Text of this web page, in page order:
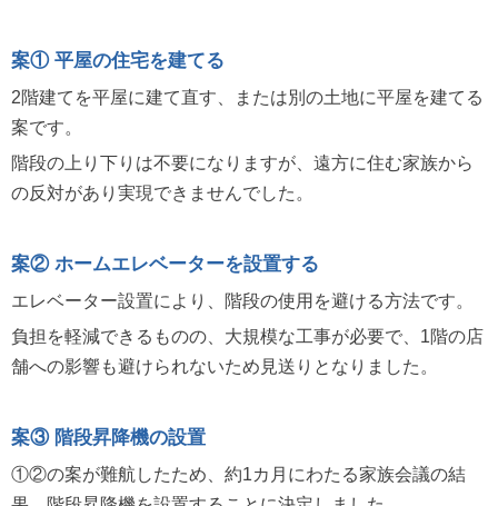
案① 平屋の住宅を建てる
2階建てを平屋に建て直す、または別の土地に平屋を建てる
案です。
階段の上り下りは不要になりますが、遠方に住む家族から
の反対があり実現できませんでした。
案② ホームエレベーターを設置する
エレベーター設置により、階段の使用を避ける方法です。
負担を軽減できるものの、大規模な工事が必要で、1階の店
舗への影響も避けられないため見送りとなりました。
案③ 階段昇降機の設置
①②の案が難航したため、約1カ月にわたる家族会議の結